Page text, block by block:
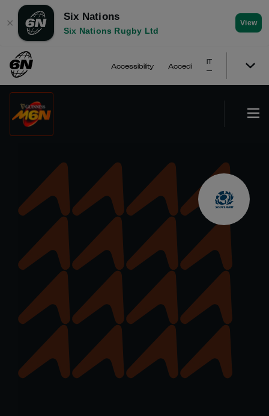
✕
Six Nations
Six Nations Rugby Ltd
View
Accessibility Accedi
IT